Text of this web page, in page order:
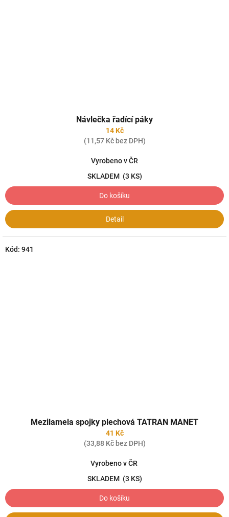
Návlečka řadící páky
14 Kč
(11,57 Kč bez DPH)
Vyrobeno v ČR
SKLADEM (3 KS)
Do košíku
Detail
Mezilamela spojky plechová TATRAN MANET
41 Kč
(33,88 Kč bez DPH)
Vyrobeno v ČR
SKLADEM (3 KS)
Do košíku
Kód: 941